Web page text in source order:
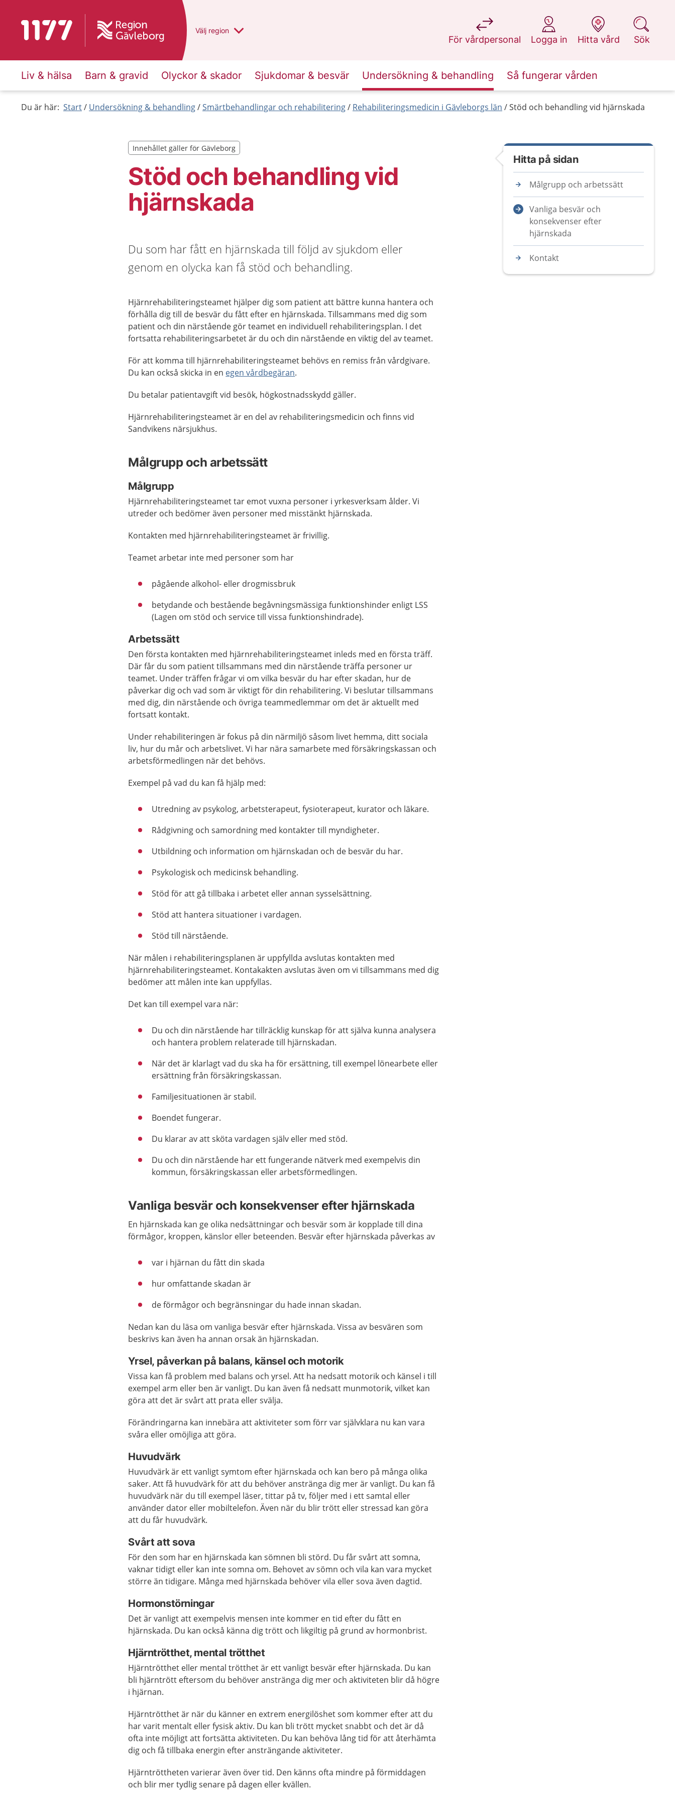
Till startsidan för 1177 Du har valt region
Välj en annan
region
För vårdpersonal
på 1177.se
Logga in
på 1177.se
Hitta vård
på 1177.se
Sök
på 1177.se
Liv & hälsa Barn & gravid Olyckor & skador Sjukdomar & besvär Undersökning & behandling Så fungerar vården
Du är här: Start Undersökning & behandling Smärtbehandlingar och rehabilitering Rehabiliteringsmedicin i Gävleborgs län Stöd och behandling vid hjärnskada
Stöd och behandling vid
hjärnskada
Innehållet gäller för Gävleborg
Innehållet gäller för Gävleborg
Du som har fått en hjärnskada till följd av sjukdom eller
genom en olycka kan få stöd och behandling.
Hjärnrehabiliteringsteamet hjälper dig som patient att bättre kunna hantera och
förhålla dig till de besvär du fått efter en hjärnskada. Tillsammans med dig som
patient och din närstående gör teamet en individuell rehabiliteringsplan. I det
fortsatta rehabiliteringsarbetet är du och din närstående en viktig del av teamet.
För att komma till hjärnrehabiliteringsteamet behövs en remiss från vårdgivare.
Du kan också skicka in en egen vårdbegäran.
Du betalar patientavgift vid besök, högkostnadsskydd gäller.
Hjärnrehabiliteringsteamet är en del av rehabiliteringsmedicin och finns vid
Sandvikens närsjukhus.
Målgrupp och arbetssätt
Målgrupp
Hjärnrehabiliteringsteamet tar emot vuxna personer i yrkesverksam ålder. Vi
utreder och bedömer även personer med misstänkt hjärnskada.
Kontakten med hjärnrehabiliteringsteamet är frivillig.
Teamet arbetar inte med personer som har
pågående alkohol- eller drogmissbruk
betydande och bestående begåvningsmässiga funktionshinder enligt LSS
(Lagen om stöd och service till vissa funktionshindrade).
Arbetssätt
Den första kontakten med hjärnrehabiliteringsteamet inleds med en första träff.
Där får du som patient tillsammans med din närstående träffa personer ur
teamet. Under träffen frågar vi om vilka besvär du har efter skadan, hur de
påverkar dig och vad som är viktigt för din rehabilitering. Vi beslutar tillsammans
med dig, din närstående och övriga teammedlemmar om det är aktuellt med
fortsatt kontakt.
Under rehabiliteringen är fokus på din närmiljö såsom livet hemma, ditt sociala
liv, hur du mår och arbetslivet. Vi har nära samarbete med försäkringskassan och
arbetsförmedlingen när det behövs.
Exempel på vad du kan få hjälp med:
Utredning av psykolog, arbetsterapeut, fysioterapeut, kurator och läkare.
Rådgivning och samordning med kontakter till myndigheter.
Utbildning och information om hjärnskadan och de besvär du har.
Psykologisk och medicinsk behandling.
Stöd för att gå tillbaka i arbetet eller annan sysselsättning.
Stöd att hantera situationer i vardagen.
Stöd till närstående.
När målen i rehabiliteringsplanen är uppfyllda avslutas kontakten med
hjärnrehabiliteringsteamet. Kontakakten avslutas även om vi tillsammans med dig
bedömer att målen inte kan uppfyllas.
Det kan till exempel vara när:
Du och din närstående har tillräcklig kunskap för att själva kunna analysera
och hantera problem relaterade till hjärnskadan.
När det är klarlagt vad du ska ha för ersättning, till exempel lönearbete eller
ersättning från försäkringskassan.
Familjesituationen är stabil.
Boendet fungerar.
Du klarar av att sköta vardagen själv eller med stöd.
Du och din närstående har ett fungerande nätverk med exempelvis din
kommun, försäkringskassan eller arbetsförmedlingen.
Vanliga besvär och konsekvenser efter hjärnskada
En hjärnskada kan ge olika nedsättningar och besvär som är kopplade till dina
förmågor, kroppen, känslor eller beteenden. Besvär efter hjärnskada påverkas av
var i hjärnan du fått din skada
hur omfattande skadan är
de förmågor och begränsningar du hade innan skadan.
Nedan kan du läsa om vanliga besvär efter hjärnskada. Vissa av besvären som
beskrivs kan även ha annan orsak än hjärnskadan.
Yrsel, påverkan på balans, känsel och motorik
Vissa kan få problem med balans och yrsel. Att ha nedsatt motorik och känsel i till
exempel arm eller ben är vanligt. Du kan även få nedsatt munmotorik, vilket kan
göra att det är svårt att prata eller svälja.
Förändringarna kan innebära att aktiviteter som förr var självklara nu kan vara
svåra eller omöjliga att göra.
Huvudvärk
Huvudvärk är ett vanligt symtom efter hjärnskada och kan bero på många olika
saker. Att få huvudvärk för att du behöver anstränga dig mer är vanligt. Du kan få
huvudvärk när du till exempel läser, tittar på tv, följer med i ett samtal eller
använder dator eller mobiltelefon. Även när du blir trött eller stressad kan göra
att du får huvudvärk.
Svårt att sova
För den som har en hjärnskada kan sömnen bli störd. Du får svårt att somna,
vaknar tidigt eller kan inte somna om. Behovet av sömn och vila kan vara mycket
större än tidigare. Många med hjärnskada behöver vila eller sova även dagtid.
Hormonstörningar
Det är vanligt att exempelvis mensen inte kommer en tid efter du fått en
hjärnskada. Du kan också känna dig trött och likgiltig på grund av hormonbrist.
Hjärntrötthet, mental trötthet
Hjärntrötthet eller mental trötthet är ett vanligt besvär efter hjärnskada. Du kan
bli hjärntrött eftersom du behöver anstränga dig mer och aktiviteten blir då högre
i hjärnan.
Hjärntrötthet är när du känner en extrem energilöshet som kommer efter att du
har varit mentalt eller fysisk aktiv. Du kan bli trött mycket snabbt och det är då
ofta inte möjligt att fortsätta aktiviteten. Du kan behöva lång tid för att återhämta
dig och få tillbaka energin efter ansträngande aktiviteter.
Hjärntröttheten varierar även över tid. Den känns ofta mindre på förmiddagen
och blir mer tydlig senare på dagen eller kvällen.
Hitta på sidan
Målgrupp och arbetssätt
Vanliga besvär och
konsekvenser efter
hjärnskada
Kontakt